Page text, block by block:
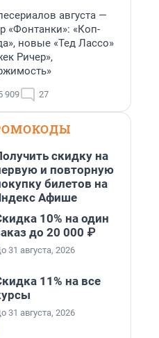
августа —
«Фонтанки»: «Коп-
новые «Тед Лассо»
Ричер»,
909 27
скидку на
и повторную
билетов на
Афише
10% на один
до 20 000 ₽
31 августа, 2026
11% на все
31 августа, 2026